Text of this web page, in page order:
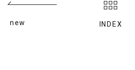
new INDEX